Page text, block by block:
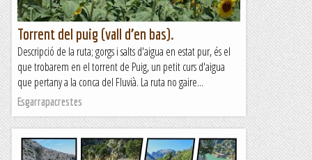
Torrent del puig (vall d’en bas).
Descripció de la ruta; gorgs i salts d'aigua en estat pur, és el
que trobarem en el torrent de Puig, un petit curs d'aigua
que pertany a la conca del Fluvià. La ruta no gaire...
Esgarrapacrestes